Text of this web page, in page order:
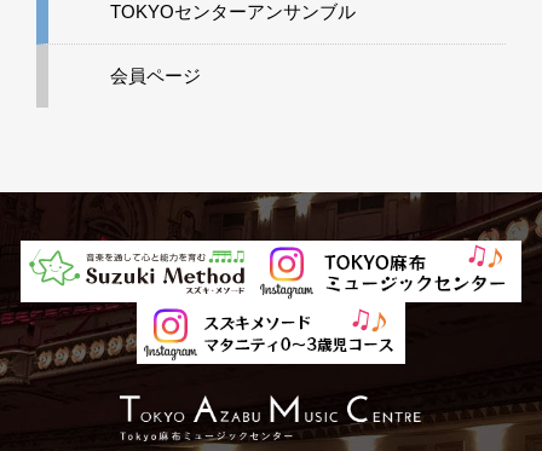
TOKYOセンターアンサンブル
会員ページ